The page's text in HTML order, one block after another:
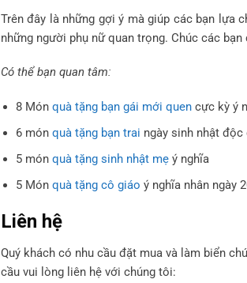
Trên đây là những gợi ý mà giúp các bạn lựa
những người phụ nữ quan trọng. Chúc các bạn
Có thể bạn quan tâm:
8 Món quà tặng bạn gái mới quen cực kỳ ý
6 món quà tặng bạn trai ngày sinh nhật độc
5 món quà tặng sinh nhật mẹ ý nghĩa
5 Món quà tặng cô giáo ý nghĩa nhân ngày
Liên hệ
Quý khách có nhu cầu đặt mua và làm biển
cầu vui lòng liên hệ với chúng tôi: